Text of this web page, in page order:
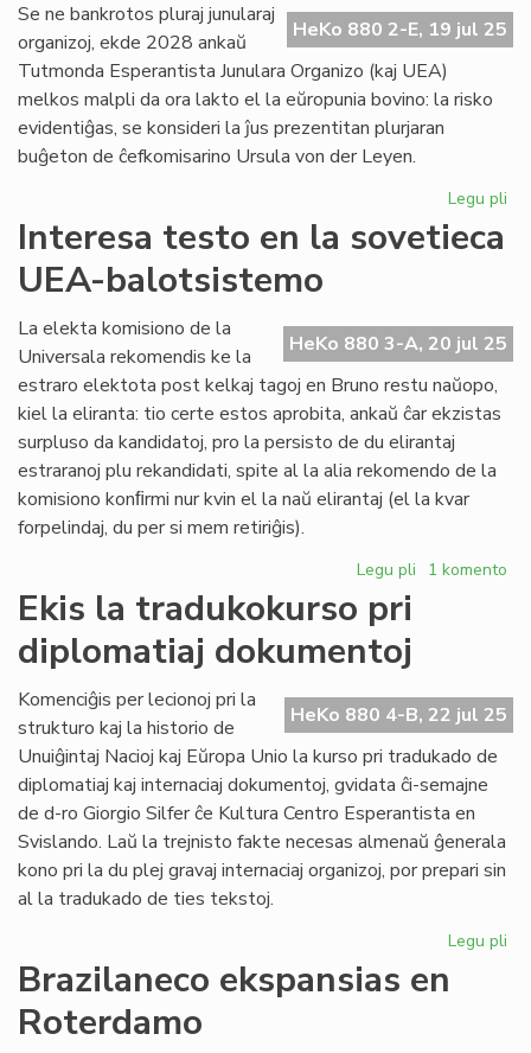
HeKo 880 2-E, 19 jul 25
Se ne bankrotos pluraj junularaj
organizoj, ekde 2028 ankaŭ
Tutmonda Esperantista Junulara Organizo (kaj UEA)
melkos malpli da ora lakto el la eŭropunia bovino: la risko
evidentiĝas, se konsideri la ĵus prezentitan plurjaran
buĝeton de ĉefkomisarino Ursula von der Leyen.
Legu pli
Interesa testo en la sovetieca
UEA-balotsistemo
HeKo 880 3-A, 20 jul 25
La elekta komisiono de la
Universala rekomendis ke la
estraro elektota post kelkaj tagoj en Bruno restu naŭopo,
kiel la eliranta: tio certe estos aprobita, ankaŭ ĉar ekzistas
surpluso da kandidatoj, pro la persisto de du elirantaj
estraranoj plu rekandidati, spite al la alia rekomendo de la
komisiono konﬁrmi nur kvin el la naŭ elirantaj (el la kvar
forpelindaj, du per si mem retiriĝis).
Legu pli pri
sovetieca
UEA-
balotsistemo
1 komento
Ekis la tradukokurso pri
diplomatiaj dokumentoj
HeKo 880 4-B, 22 jul 25
Komenciĝis per lecionoj pri la
strukturo kaj la historio de
Unuiĝintaj Nacioj kaj Eŭropa Unio la kurso pri tradukado de
diplomatiaj kaj internaciaj dokumentoj, gvidata ĉi-semajne
de d-ro Giorgio Silfer ĉe Kultura Centro Esperantista en
Svislando. Laŭ la trejnisto fakte necesas almenaŭ ĝenerala
kono pri la du plej gravaj internaciaj organizoj, por prepari sin
al la tradukado de ties tekstoj.
Legu pli
Brazilaneco ekspansias en
Roterdamo